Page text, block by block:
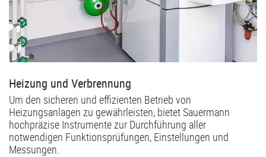
Heizung und Verbrennung
Um den sicheren und effizienten Betrieb von
Heizungsanlagen zu gewährleisten, bietet Sauermann
hochpräzise Instrumente zur Durchführung aller
notwendigen Funktionsprüfungen, Einstellungen und
Messungen.